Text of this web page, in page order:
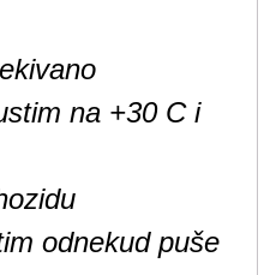
na +30 C i
odnekud puše